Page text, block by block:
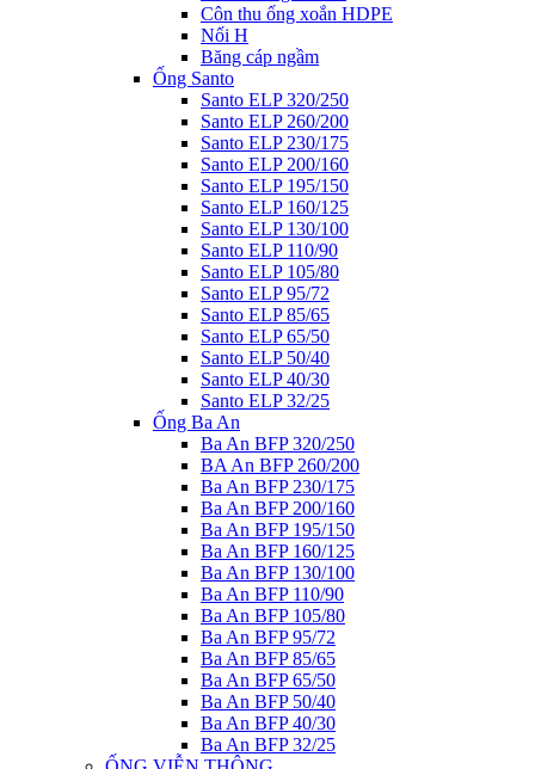
Côn thu ống xoắn HDPE
Nối H
Băng cáp ngầm
Ống Santo
Santo ELP 320/250
Santo ELP 260/200
Santo ELP 230/175
Santo ELP 200/160
Santo ELP 195/150
Santo ELP 160/125
Santo ELP 130/100
Santo ELP 110/90
Santo ELP 105/80
Santo ELP 95/72
Santo ELP 85/65
Santo ELP 65/50
Santo ELP 50/40
Santo ELP 40/30
Santo ELP 32/25
Ống Ba An
Ba An BFP 320/250
BA An BFP 260/200
Ba An BFP 230/175
Ba An BFP 200/160
Ba An BFP 195/150
Ba An BFP 160/125
Ba An BFP 130/100
Ba An BFP 110/90
Ba An BFP 105/80
Ba An BFP 95/72
Ba An BFP 85/65
Ba An BFP 65/50
Ba An BFP 50/40
Ba An BFP 40/30
Ba An BFP 32/25